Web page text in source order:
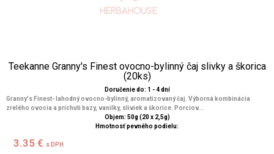
Teekanne Granny's Finest ovocno-bylinný čaj slivky a škorica
(20ks)
Doručenie do: 1 - 4 dní
Granny's Finest- lahodný ovocno-bylinný, aromatizovaný čaj. Výborná kombinácia
zrelého ovocia a príchuti bazy, vanilky, sliviek a škorice. Porciov...
Objem: 50g (20 x 2,5g)
Hmotnosť pevného podielu:
3.35 € s DPH